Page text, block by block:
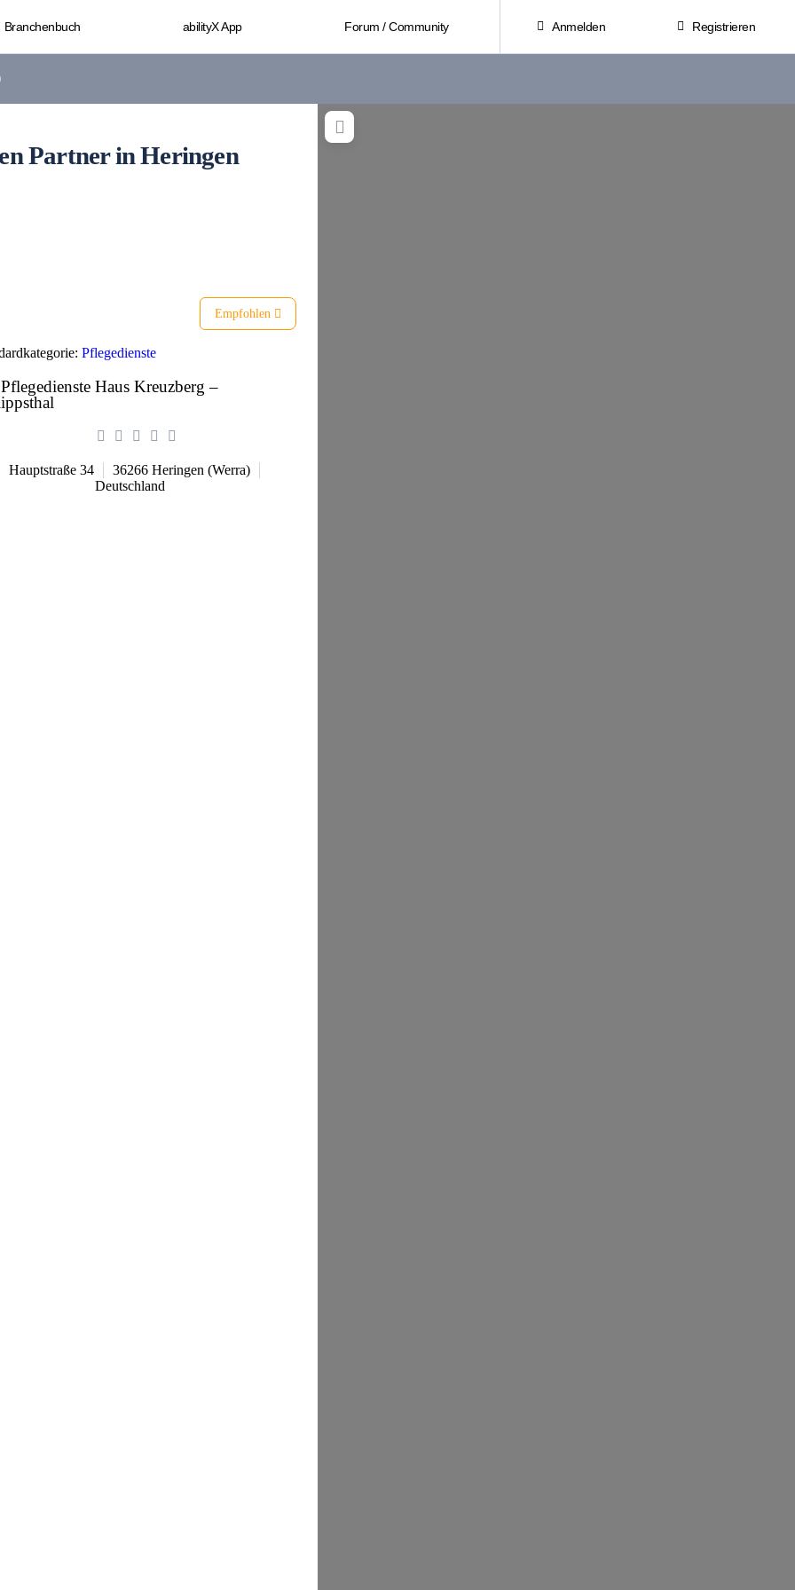
Branchenbuch abilityX App Forum / Community Anmelden Registrieren
Partner in Heringen
Empfohlen
Pflegedienste
Haus Kreuzberg –
Hauptstraße 34 36266 Heringen (Werra)
Deutschland